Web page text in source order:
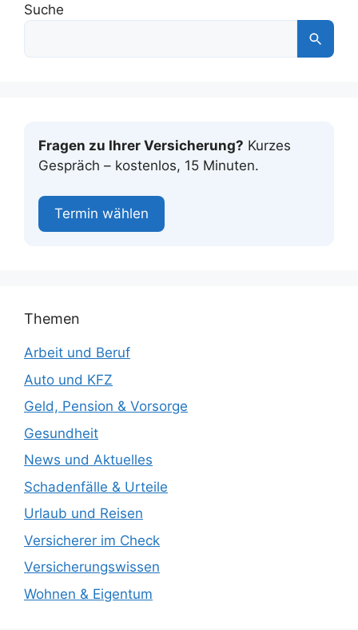
Suche
Fragen zu Ihrer Versicherung? Kurzes
Gespräch – kostenlos, 15 Minuten.
Termin wählen
Themen
Arbeit und Beruf
Auto und KFZ
Geld, Pension & Vorsorge
Gesundheit
News und Aktuelles
Schadenfälle & Urteile
Urlaub und Reisen
Versicherer im Check
Versicherungswissen
Wohnen & Eigentum